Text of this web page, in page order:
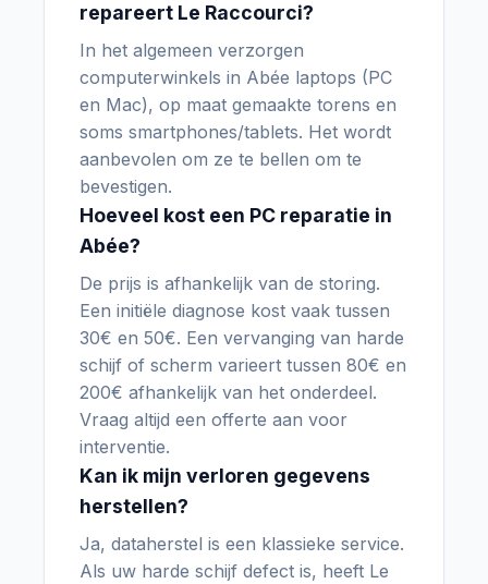
repareert Le Raccourci?
In het algemeen verzorgen
computerwinkels in Abée laptops (PC
en Mac), op maat gemaakte torens en
soms smartphones/tablets. Het wordt
aanbevolen om ze te bellen om te
bevestigen.
Hoeveel kost een PC reparatie in
Abée?
De prijs is afhankelijk van de storing.
Een initiële diagnose kost vaak tussen
30€ en 50€. Een vervanging van harde
schijf of scherm varieert tussen 80€ en
200€ afhankelijk van het onderdeel.
Vraag altijd een offerte aan voor
interventie.
Kan ik mijn verloren gegevens
herstellen?
Ja, dataherstel is een klassieke service.
Als uw harde schijf defect is, heeft Le